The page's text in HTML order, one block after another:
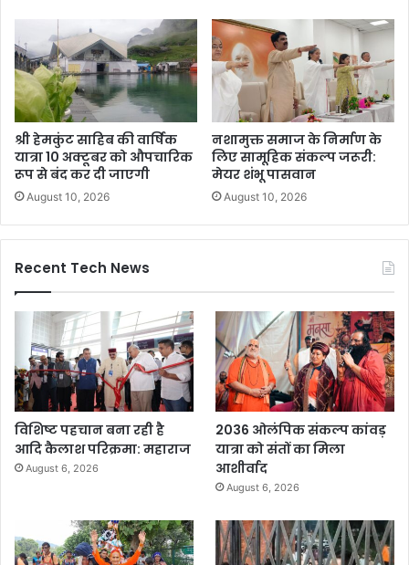
श्री हेमकुंट साहिब की वार्षिक
यात्रा 10 अक्टूबर को औपचारिक
रूप से बंद कर दी जाएगी
August 10, 2026
नशामुक्त समाज के निर्माण के
लिए सामूहिक संकल्प जरूरी:
मेयर शंभू पासवान
August 10, 2026
Recent Tech News
विशिष्ट पहचान बना रही है
आदि कैलाश परिक्रमा: महाराज
August 6, 2026
2036 ओलंपिक संकल्प कांवड़
यात्रा को संतों का मिला
आशीर्वाद
August 6, 2026